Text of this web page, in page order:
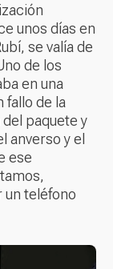
unos días en
se valía de
de los
en una
fallo de la
paquete y
anverso y el
ese
un teléfono